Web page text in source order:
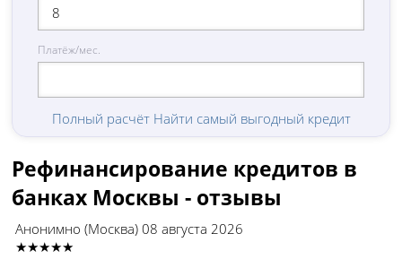
Платёж/мес.
Полный расчёт Найти самый выгодный кредит
Рефинансирование кредитов в
банках Москвы - отзывы
Анонимно (Москва) 08 августа 2026
★★★★★